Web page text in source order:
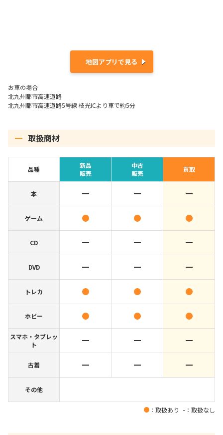
地図アプリで見る
お車の場合
北九州都市高速道路
北九州都市高速道路5号線 枝光ICより車で約5分
取扱商材
品種
新品
販売
中古
販売
買取
本
ゲーム
CD
DVD
トレカ
ホビー
スマホ・タブレッ
ト
古着
その他
：取扱あり ：取扱なし